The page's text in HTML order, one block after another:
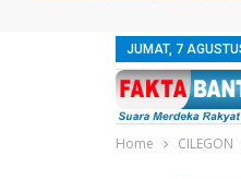
JUMAT, 7
Home CILEGON